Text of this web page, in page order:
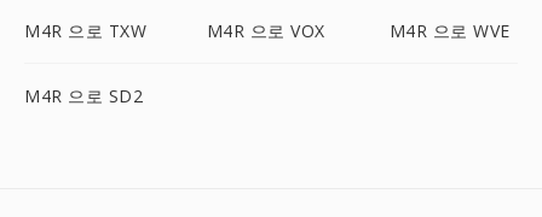
M4R 으로 TXW M4R 으로 VOX M4R 으로 WVE
M4R 으로 SD2